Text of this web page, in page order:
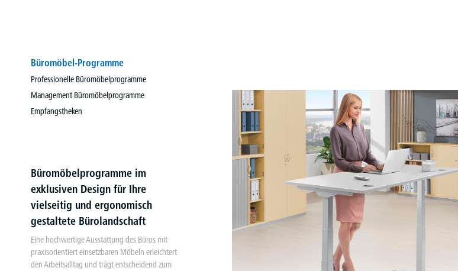
Büromöbel-Programme
Professionelle Büromöbelprogramme
Management Büromöbelprogramme
Empfangstheken
Büromöbelprogramme im
exklusiven Design für Ihre
vielseitig und ergonomisch
gestaltete Bürolandschaft
Eine hochwertige Ausstattung des Büros mit
praxisorientiert einsetzbaren Möbeln erleichtert
den Arbeitsalltag und trägt entscheidend zum